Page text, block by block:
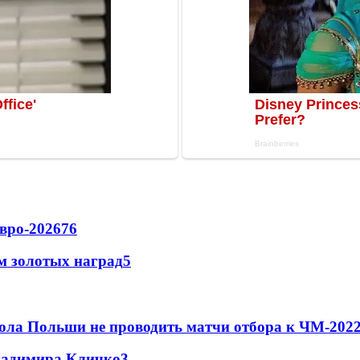
202676
золотых наград5
Польши не проводить матчи отбора к ЧМ-